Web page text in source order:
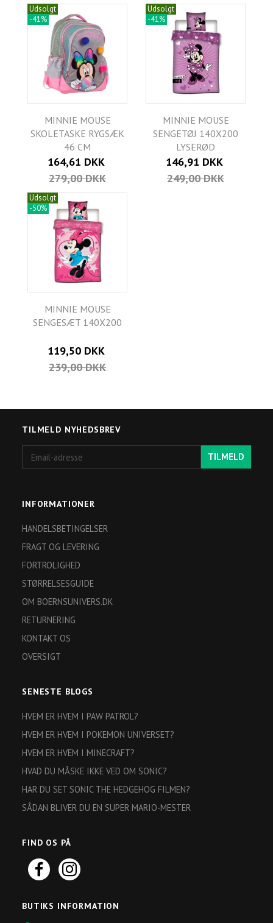
Udsolgt
-41%
MINNIE MOUSE
SKOLETASKE RYGSÆK
46 CM
164,61 DKK
279,00 DKK
Udsolgt
-41%
MINNIE MOUSE
SENGETØJ 140X200
LYSERØD
146,91 DKK
249,00 DKK
Udsolgt
-50%
MINNIE MOUSE
SENGESÆT 140X200
119,50 DKK
239,00 DKK
TILMELD NYHEDSBREV
adresse
TILMELD
INFORMATIONER
HANDELSBETINGELSER
FRAGT OG LEVERING
FORTROLIGHED
STØRRELSESGUIDE
OM BOERNSUNIVERS.DK
RETURNERING
KONTAKT OS
OVERSIGT
SENESTE BLOGS
HVEM ER HVEM I PAW PATROL?
HVEM ER HVEM I POKEMON UNIVERSET?
HVEM ER HVEM I MINECRAFT?
HVAD DU MÅSKE IKKE VED OM SONIC?
HAR DU SET SONIC THE HEDGEHOG FILMEN?
SÅDAN BLIVER DU EN SUPER MARIO-MESTER
FIND OS PÅ
BUTIKS INFORMATION